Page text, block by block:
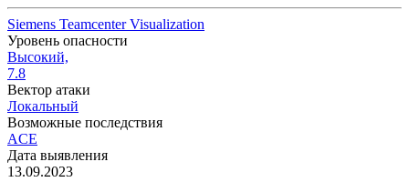
Siemens Teamcenter Visualization
Уровень опасности
Высокий,
7.8
Вектор атаки
Локальный
Возможные последствия
ACE
Дата выявления
13.09.2023